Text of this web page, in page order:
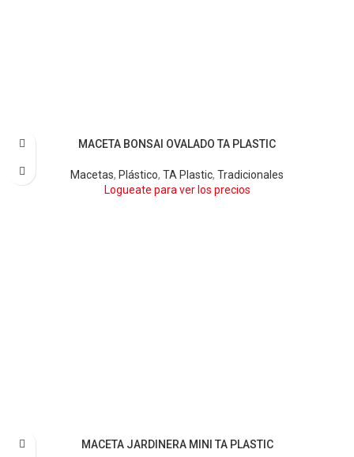
MACETA BONSAI OVALADO TA PLASTIC
Macetas, Plástico, TA Plastic, Tradicionales
Logueate para ver los precios
AMARILLO BARRO BLANCO LIMA NARANJA
MACETA JARDINERA MINI TA PLASTIC